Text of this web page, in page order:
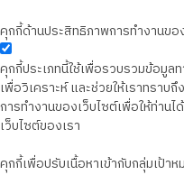
คุกกี้ด้านประสิทธิภาพการทำงานขอ
คุกกี้ประเภทนี้ใช้เพื่อรวบรวมข้อมูล
เพื่อวิเคราะห์ และช่วยให้เราทราบ
การทำงานของเว็บไซต์เพื่อให้ท่าน
เว็บไซต์ของเรา
คุกกี้เพื่อปรับเนื้อหาเข้ากับกลุ่มเป้า